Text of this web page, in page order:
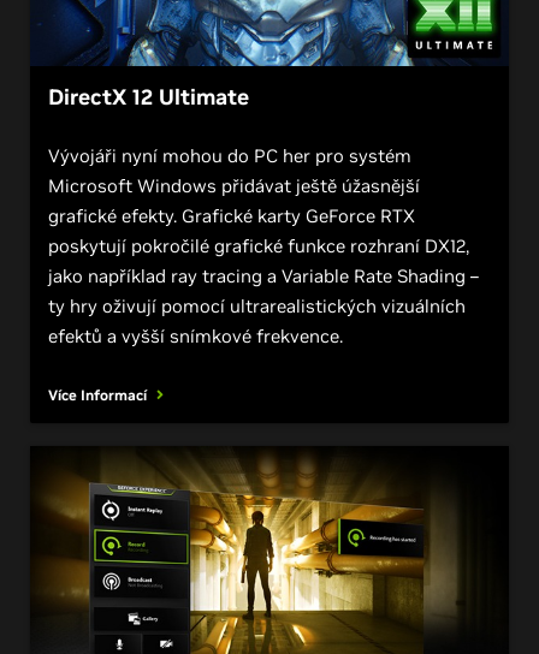
DirectX 12 Ultimate
Vývojáři nyní mohou do PC her pro systém
Microsoft Windows přidávat ještě úžasnější
grafické efekty. Grafické karty GeForce RTX
poskytují pokročilé grafické funkce rozhraní DX12,
jako například ray tracing a Variable Rate Shading –
ty hry oživují pomocí ultrarealistických vizuálních
efektů a vyšší snímkové frekvence.
Více Informací